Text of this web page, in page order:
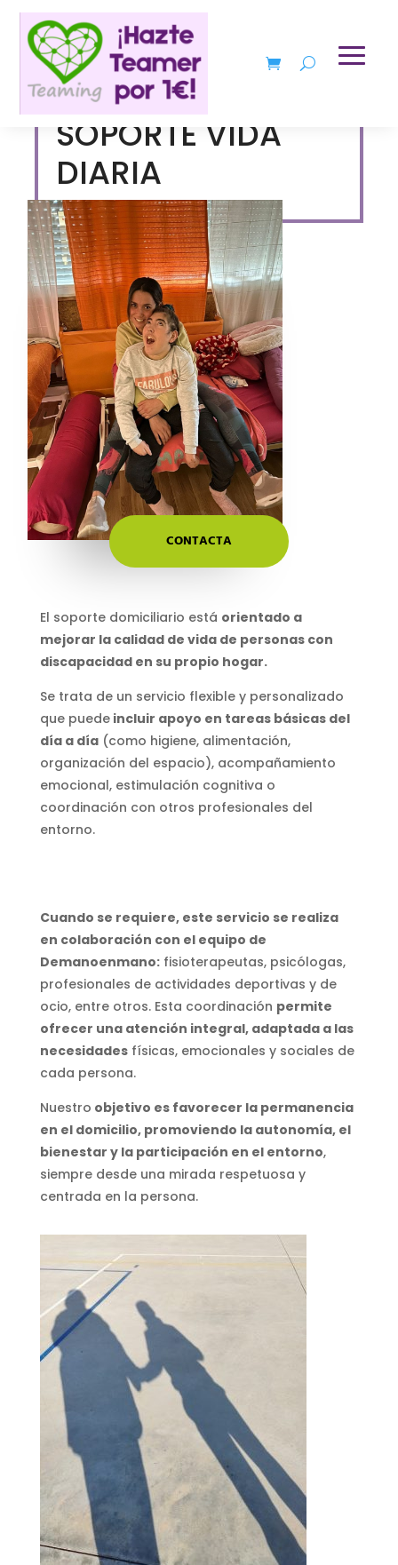
SOPORTE VIDA
DIARIA
CONTACTA
El soporte domiciliario está orientado a
mejorar la calidad de vida de personas con
discapacidad en su propio hogar.
Se trata de un servicio flexible y personalizado
que puedeincluir apoyo en tareas básicas del
día a día(como higiene, alimentación,
organización del espacio), acompañamiento
emocional, estimulación cognitiva o
coordinación con otros profesionales del
entorno.
Cuando se requiere, este servicio se realiza
en colaboración con el equipo de
Demanoenmano:fisioterapeutas, psicólogas,
profesionales de actividades deportivas y de
ocio, entre otros. Esta coordinación permite
ofrecer una atención integral, adaptada a las
necesidadesfísicas, emocionales y sociales de
cada persona.
Nuestro objetivo es favorecer la permanencia
en el domicilio, promoviendo la autonomía, el
bienestar y la participación en el entorno,
siempre desde una mirada respetuosa y
centrada en la persona.